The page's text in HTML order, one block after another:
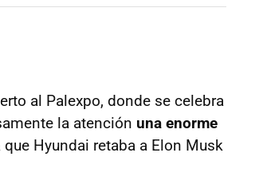
al Palexpo, donde se celebra
la atención una enorme
Hyundai retaba a Elon Musk